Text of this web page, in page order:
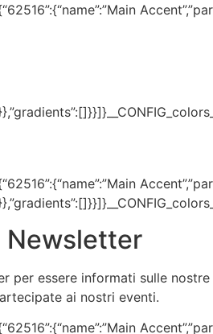
Newsletter
essere informati sulle
ai nostri eventi.